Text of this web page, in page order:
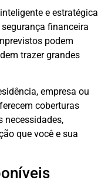
e estratégica
financeira
podem
trazer grandes
empresa ou
coberturas
necessidades,
que você e sua